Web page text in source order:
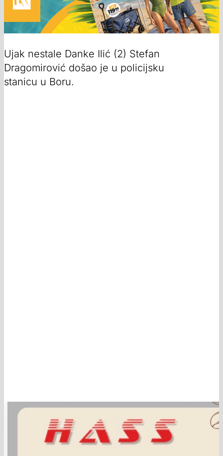
Ujak nestale Danke Ilić (2) Stefan
Dragomirović došao je u policijsku
stanicu u Boru.